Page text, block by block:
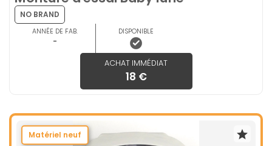
NO BRAND
ANNÉE DE FAB.
-
DISPONIBLE
ACHAT IMMÉDIAT
18 €
Matériel neuf